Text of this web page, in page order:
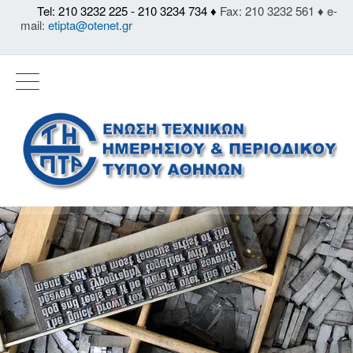
Tel: 210 3232 225 - 210 3234 734 ♦ Fax: 210 3232 561 ♦ e-
mail: etipta@otenet.gr